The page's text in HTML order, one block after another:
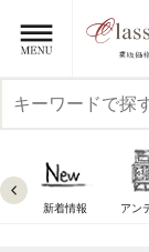
新着情報 アン